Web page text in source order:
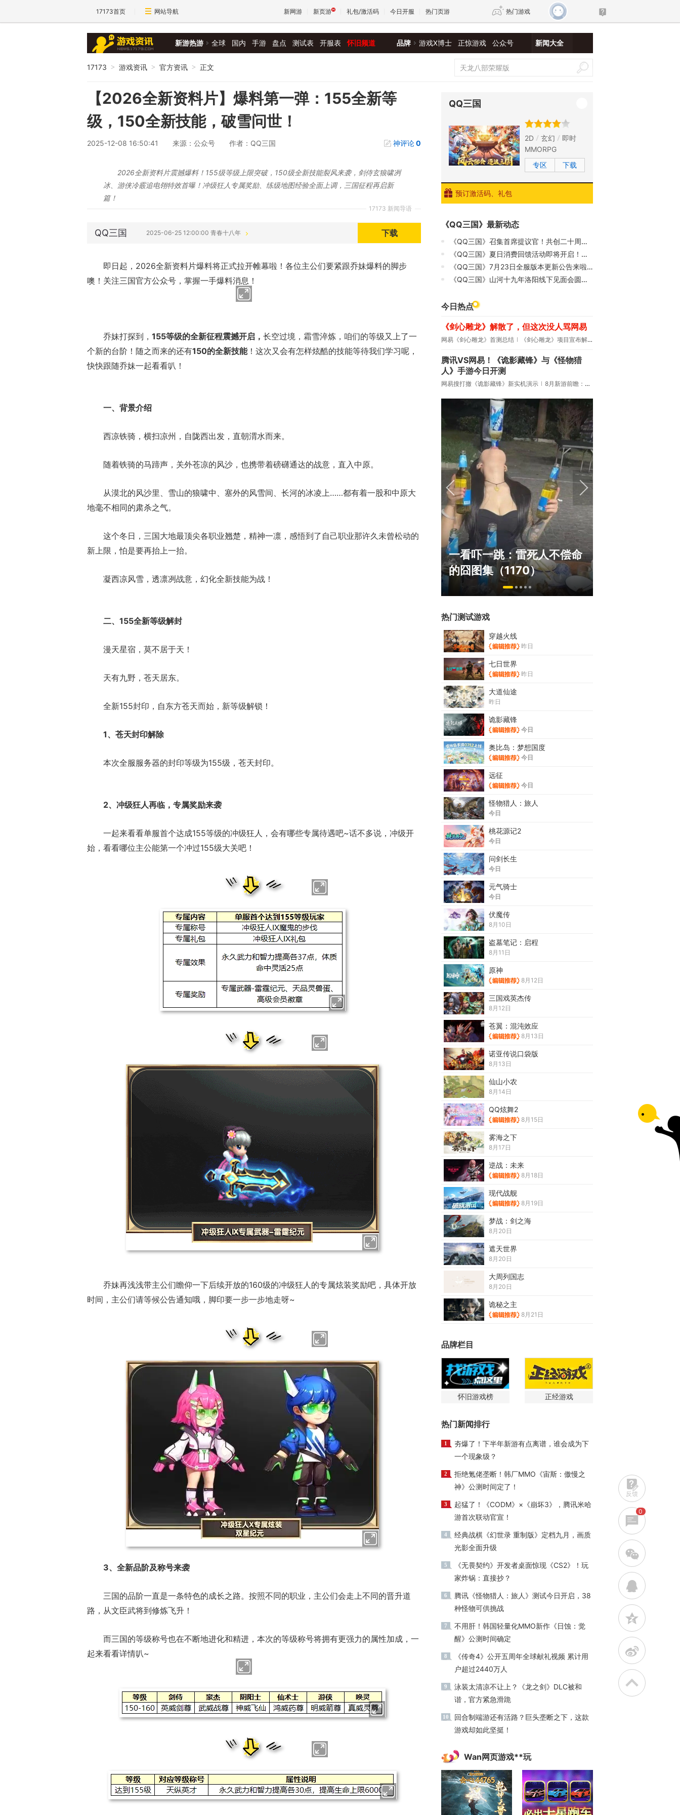
17173首页 网站导航 新网游 新页游 礼包/激活码 今日开服 热门页游 热门游戏
新仙侠5
新游热游 全球 国内 手游 盘点 测试表 开服表 怀旧频道 品牌 游戏X博士 正惊游戏 公众号 新闻大全
17173 > 游戏资讯 > 官方资讯 > 正文
【2026全新资料片】爆料第一弹：155全新等
级，150全新技能，破雪问世！
2025-12-08 16:50:41 来源：公众号 作者：QQ三国 神评论0
17173 新闻导语
2026全新资料片震撼爆料！155级等级上限突破，150级全新技能裂风来袭，剑侍玄狼啸冽
冰、游侠冷霰追电翎特效首曝！冲级狂人专属奖励、练级地图经验全面上调，三国征程再启新
篇！
QQ三国 2025-06-25 12:00:00 青春十八年 下载
即日起，2026全新资料片爆料将正式拉开帷幕啦！各位主公们要紧跟乔妹爆料的脚步
噢！关注三国官方公众号，掌握一手爆料消息！
乔妹打探到， 155等级的全新征程震撼开启， 长空过境，霜雪淬炼，咱们的等级又上了一
个新的台阶！随之而来的还有150的全新技能！这次又会有怎样炫酷的技能等待我们学习呢，
快快跟随乔妹一起看看叭！
一、背景介绍
西凉铁骑，横扫凉州，自陇西出发，直朝渭水而来。
随着铁骑的马蹄声，关外苍凉的风沙，也携带着磅礴通达的战意，直入中原。
从漠北的风沙里、雪山的狼啸中、塞外的风雪间、长河的冰凌上……都有着一股和中原大
地毫不相同的肃杀之气。
这个冬日，三国大地最顶尖各职业翘楚，精神一凛，感悟到了自己职业那许久未曾松动的
新上限，怕是要再抬上一抬。
凝西凉风雪，透凛冽战意，幻化全新技能为战！
二、155全新等级解封
漫天星宿，莫不居于天！
天有九野，苍天居东。
全新155封印，自东方苍天而始，新等级解锁！
1、苍天封印解除
本次全服服务器的封印等级为155级，苍天封印。
2、冲级狂人再临，专属奖励来袭
一起来看看单服首个达成155等级的冲级狂人，会有哪些专属待遇吧~话不多说，冲级开
始，看看哪位主公能第一个冲过155级大关吧！
乔妹再浅浅带主公们瞻仰一下后续开放的160级的冲级狂人的专属炫装奖励吧，具体开放
时间，主公们请等候公告通知哦，脚印要一步一步地走呀~
3、全新品阶及称号来袭
三国的品阶一直是一条特色的成长之路。按照不同的职业，主公们会走上不同的晋升道
路，从文臣武将到修炼飞升！
而三国的等级称号也在不断地进化和精进，本次的等级称号将拥有更强力的属性加成，一
起来看看详情叭~
QQ三国
2D 玄幻
即时
MMORPG
专区
下载
预订激活码、礼包
《QQ三国》最新动态
《QQ三国》召集首席提议官！共创二十周年版本内容
《QQ三国》夏日消费回馈活动即将开启！快来围观美炫奖励吧！
《QQ三国》7月23日全服版本更新公告来啦，超多活动及优化等你来体验！
《QQ三国》山河十九年洛阳线下见面会圆满收官，精彩回顾，邀您共赏！
今日热点
《剑心雕龙》解散了，但这次没人骂网易
网易《剑心雕龙》首测总结 《剑心雕龙》项目宣布解散
腾讯VS网易！《诡影藏锋》与《怪物猎
人》手游今日开测
网易搜打撤《诡影藏锋》新实机演示 8月新游前瞻：《诡秘之主》领衔
一看吓一跳：雷死人不偿命
的囧图集（1170）
绅士日报：国游泳装皮涩度
拉爆了！大雷熟女上演蒙眼
play
热门测试游戏
穿越火线
昨日
七日世界
昨日
大道仙途
昨日
诡影藏锋
今日
奥比岛：梦想国度
今日
远征
今日
怪物猎人：旅人
今日
桃花源记2
今日
问剑长生
今日
元气骑士
今日
伏魔传
8月10日
盗墓笔记：启程
8月11日
原神
8月12日
三国戏英杰传
8月12日
苍翼：混沌效应
8月13日
诺亚传说口袋版
8月13日
仙山小农
8月14日
QQ炫舞2
8月15日
雾海之下
8月17日
逆战：未来
8月18日
现代战舰
8月19日
梦战：剑之海
8月20日
遮天世界
8月20日
大周列国志
8月20日
诡秘之主
8月21日
品牌栏目
怀旧游戏榜 正经游戏
热门新闻排行
1
夯爆了！下半年新游有点离谱，谁会成为下
一个现象级？
2
拒绝氪佬垄断！韩厂MMO《宙斯：傲慢之
神》公测时间定了！
3
起猛了！《CODM》×《崩坏3》，腾讯米哈
游首次联动官宣！
4
经典战棋《幻世录 重制版》定档九月，画质
光影全面升级
5
《无畏契约》开发者桌面惊现《CS2》！玩
家炸锅：直接抄？
6
腾讯《怪物猎人：旅人》测试今日开启，38
种怪物可供挑战
7
不用肝！韩国轻量化MMO新作《日蚀：觉
醒》公测时间确定
8
《传奇4》公开五周年全球献礼视频 累计用
户超过2440万人
9
泳装太清凉不让上？《龙之剑》DLC被和
谐，官方紧急滑跪
10
回合制端游还有活路？巨头垄断之下，这款
游戏却如此坚挺！
Wan网页游戏**玩
反馈
0
w
q
z
t